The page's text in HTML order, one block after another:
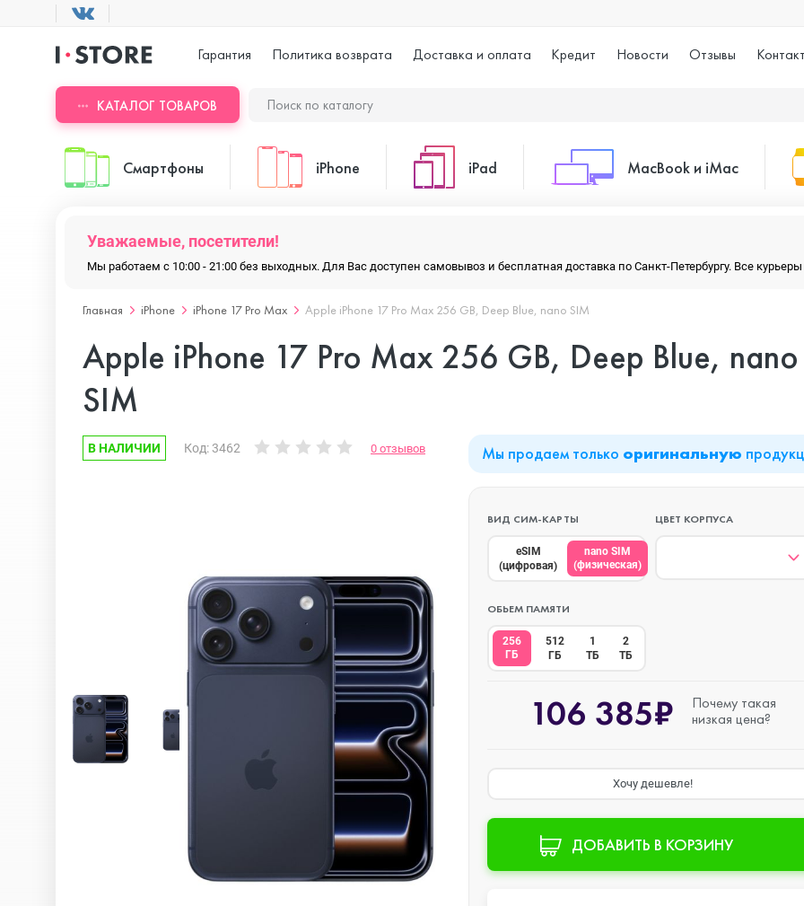
Гарантия Политика возврата Доставка и оплата Кредит Новости Отзывы
КАТАЛОГ ТОВАРОВ
Смартфоны
ASUS
Blackview
Google Pixel
OnePlus
OPPO
iPhone
iPhone 17 Pro
iPhone 17e
iPhone 16E
iPhone 16 Pro Max
iPhone 16 Pro
iPhone 16 Plus
iPad
iPad 10.9 (2022)
iPad Air (2022)
iPad Mini 6 (2021)
iPad Pro 11 M2 (2022)
iPad Pro 12.9 M1
MacBook и iMac
Mac mini
Уважаемые, посетители!
Мы работаем с 10:00 - 21:00 без выходных. Для Вас доступен самовывоз и бесплатная доставка по Санкт-Петербургу. Все
Главная iPhone iPhone 17 Pro Max Apple iPhone 17 Pro Max 256 GB, Deep Blue, nano SIM
Apple iPhone 17 Pro Max 256 GB, Deep Blue, nano
SIM
В НАЛИЧИИ Код: 3462 0 отзывов Мы продаем только оригинальную
ВИД СИМ-КАРТЫ
eSIM
(цифровая)
nano SIM
(физическая)
ЦВЕТ КОРПУСА
ОБЬЕМ ПАМЯТИ
256
ГБ
512
ГБ
1
ТБ
2
ТБ
106 385₽
Почему такая
низкая цена?
Хочу дешевле!
ДОБАВИТЬ В КОРЗИНУ